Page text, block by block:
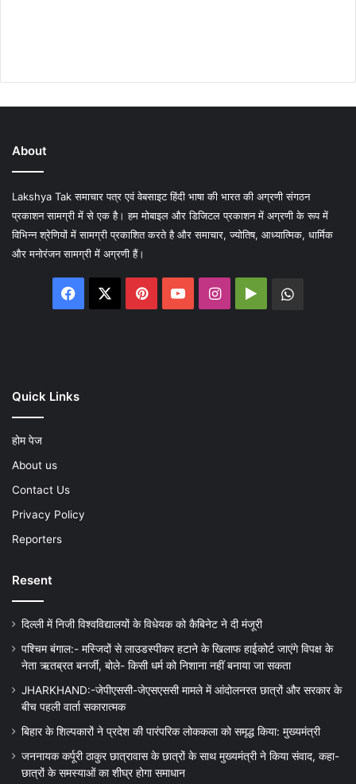
About
Lakshya Tak समाचार पत्र एवं वेबसाइट हिंदी भाषा की भारत की अग्रणी संगठन
प्रकाशन सामग्री में से एक है। हम मोबाइल और डिजिटल प्रकाशन में अग्रणी के रूप में
विभिन्न श्रेणियों में सामग्री प्रकाशित करते है और समाचार, ज्योतिष, आध्यात्मिक, धार्मिक
और मनोरंजन सामग्री में अग्रणी हैं।
Facebook PinterestYouTubeInstagram
Google
Quick Links
होम पेज
About us
Contact Us
Privacy Policy
Reporters
Resent
दिल्ली में निजी विश्वविद्यालयों के विधेयक को कैबिनेट ने दी मंजूरी
पश्चिम बंगाल:- मस्जिदों से लाउडस्पीकर हटाने के खिलाफ हाईकोर्ट जाएंगे विपक्ष के
नेता ऋतब्रत बनर्जी, बोले- किसी धर्म को निशाना नहीं बनाया जा सकता
JHARKHAND:-जेपीएससी-जेएसएससी मामले में आंदोलनरत छात्रों और सरकार के
बीच पहली वार्ता सकारात्मक
बिहार के शिल्पकारों ने प्रदेश की पारंपरिक लोककला को समृद्ध किया: मुख्यमंत्री
जननायक कर्पूरी ठाकुर छात्रावास के छात्रों के साथ मुख्यमंत्री ने किया संवाद, कहा-
छात्रों के समस्याओं का शीघ्र होगा समाधान